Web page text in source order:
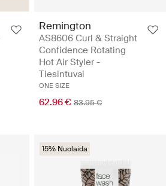
Remington
AS8606 Curl & Straight
Confidence Rotating
Hot Air Styler -
Tiesintuvai
ONE SIZE
62.96 € 83.95 €
15% Nuolaida